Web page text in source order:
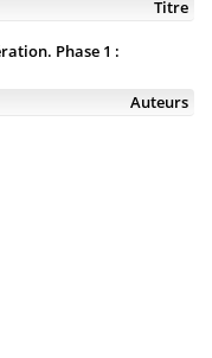
Titre
Phase 1 :
Auteurs